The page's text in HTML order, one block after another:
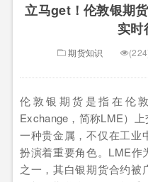
立马get！伦敦银期
实时
期货知识
伦敦银期货是指在伦
Exchange，简称LME）
一种贵金属，不仅在工业
扮演着重要角色。LME作
之一，其白银期货合约被